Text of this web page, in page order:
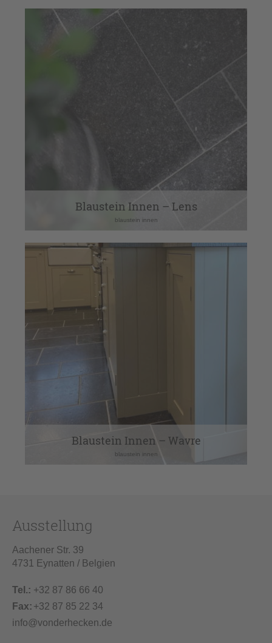
Blaustein Innen – Lens
blaustein innen
Blaustein Innen – Wavre
blaustein innen
Ausstellung
Aachener Str. 39
4731 Eynatten / Belgien
Tel.: +32 87 86 66 40
Fax: +32 87 85 22 34
info@vonderhecken.de